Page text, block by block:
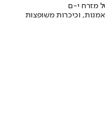
מזרח י-ם
וכיכרות משופצות